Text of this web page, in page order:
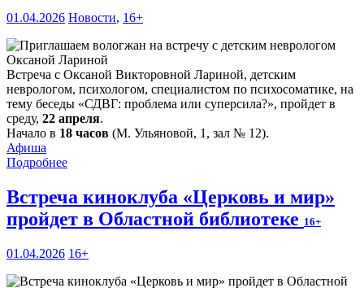
01.04.2026 Новости, 16+
Встреча с Оксаной Викторовной Лариной, детским
неврологом, психологом, специалистом по психосоматике, на
тему беседы «СДВГ: проблема или суперсила?», пройдет в
среду, 22 апреля.
Начало в 18 часов (М. Ульяновой, 1, зал № 12).
Афиша
Подробнее
Встреча киноклуба «Церковь и мир»
пройдет в Областной библиотеке 16+
01.04.2026 16+